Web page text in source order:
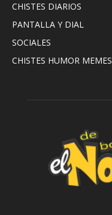
CHISTES DIARIOS
PANTALLA Y DIAL
SOCIALES
CHISTES HUMOR MEMES